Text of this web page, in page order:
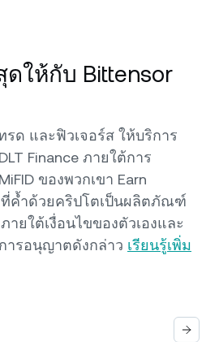
ดให้กับ Bittensor
รด และฟิวเจอร์ส ให้บริการ
Finance ภายใต้การ
ของพวกเขา Earn
ที่ค้ำด้วยคริปโตเป็นผลิตภัณฑ์
ายใต้เงื่อนไขของตัวเองและ
ารอนุญาตดังกล่าว เรียนรู้เพิ่ม